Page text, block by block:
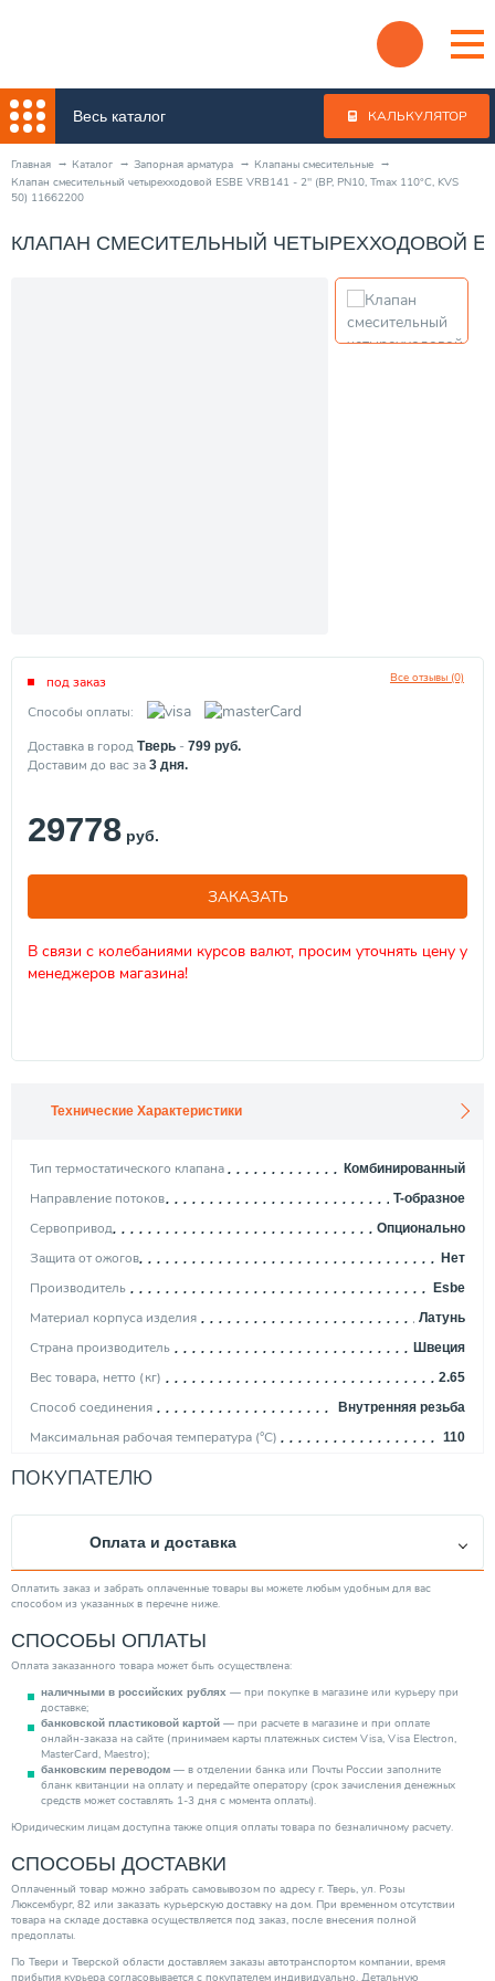
Весь каталог КАЛЬКУЛЯТОР
Главная Каталог Запорная арматура
Клапаны смесительные
Клапан смесительный четырехходовой ESBE VRB141 - 2" (ВР, PN10, Tmax 110°C, KVS
50) 11662200
КЛАПАН СМЕСИТЕЛЬНЫЙ ЧЕТЫРЕХХОДОВОЙ ESBE
Все отзывы (0)
под заказ
Способы оплаты:
Доставка в город Тверь - 799 руб.
Доставим до вас за 3 дня.
29778 руб.
ЗАКАЗАТЬ
В связи с колебаниями курсов валют, просим уточнять цену у
менеджеров магазина!
Технические Характеристики
Тип термостатического клапана Комбинированный
Направление потоков T-образное
Сервопривод Опционально
Защита от ожогов Нет
Производитель Esbe
Материал корпуса изделия Латунь
Страна производитель Швеция
Вес товара, нетто (кг) 2.65
Способ соединения Внутренняя резьба
Максимальная рабочая температура (°С) 110
Диаметр присоединения
ПОКУПАТЕЛЮ
Оплата и доставка
Оплатить заказ и забрать оплаченные товары вы можете любым удобным для вас
способом из указанных в перечне ниже.
СПОСОБЫ ОПЛАТЫ
Оплата заказанного товара может быть осуществлена:
наличными в российских рублях — при покупке в магазине или курьеру при
доставке;
банковской пластиковой картой — при расчете в магазине и при оплате
онлайн-заказа на сайте (принимаем карты платежных систем Visa, Visa Electron,
MasterCard, Maestro);
банковским переводом — в отделении банка или Почты России заполните
бланк квитанции на оплату и передайте оператору (срок зачисления денежных
средств может составлять 1-3 дня с момента оплаты).
Юридическим лицам доступна также опция оплаты товара по безналичному расчету.
СПОСОБЫ ДОСТАВКИ
Оплаченный товар можно забрать самовывозом по адресу г. Тверь, ул. Розы
Люксембург, 82 или заказать курьерскую доставку на дом. При временном отсутствии
товара на складе доставка осуществляется под заказ, после внесения полной
предоплаты.
По Твери и Тверской области доставляем заказы автотранспортом компании, время
прибытия курьера согласовывается с покупателем индивидуально. Детальную